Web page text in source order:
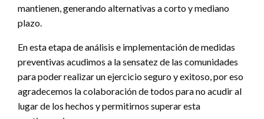
mantienen, generando alternativas a corto y mediano
plazo.
En esta etapa de análisis e implementación de medidas
preventivas acudimos a la sensatez de las comunidades
para poder realizar un ejercicio seguro y exitoso, por eso
agradecemos la colaboración de todos para no acudir al
lugar de los hechos y permitirnos superar esta